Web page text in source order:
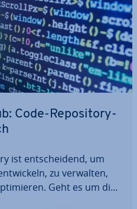
Code-Re­po­si­to­ry-
ist ent­schei­dend, um
zu verwalten,
Geht es um die